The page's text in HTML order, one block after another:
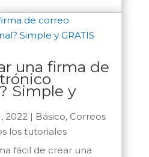
una firma de
Simple y
2022| Básico, Correos
los tutoriales
fácil de crear una